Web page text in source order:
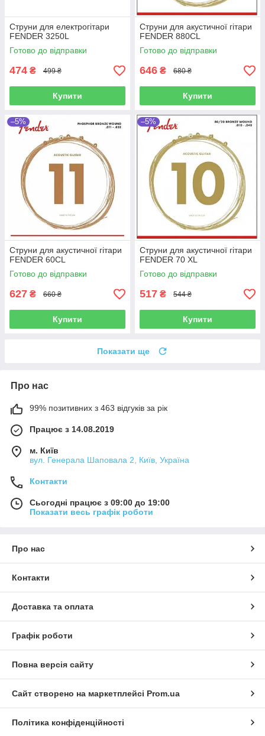
Струни для електрогітари
FENDER 3250L
Готово до відправки
474 ₴ 499 ₴
Купити
Струни для акустичної гітари
FENDER 880CL
Готово до відправки
646 ₴ 680 ₴
Купити
–5%
Струни для акустичної гітари
FENDER 60CL
Готово до відправки
627 ₴ 660 ₴
Купити
–5%
Струни для акустичної гітари
FENDER 70 XL
Готово до відправки
517 ₴ 544 ₴
Купити
Показати ще
Про нас
99% позитивних з 463 відгуків за рік
Працює з 14.08.2019
м. Київ
вул. Генерала Шаповала 2, Київ, Україна
Контакти
Сьогодні працює з 09:00 до 19:00
Показати весь графік роботи
Про нас
Контакти
Доставка та оплата
Графік роботи
Повна версія сайту
Сайт створено на маркетплейсі Prom.ua
Політика конфіденційності